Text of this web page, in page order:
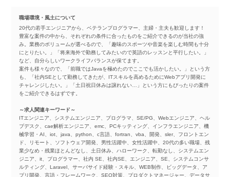
職場環境・風土について
20代の若手エンジニアから、ベテランプログラマー、主婦・主夫も歓迎します！
豊富な案件の中から、それぞれの条件に合ったものをご紹介できるのが当社の強
み。業務のボリュームが選べるので、「趣味のスポーツや音楽を楽しむ時間も十分
にとりたい。」「将来海外で勤務してみたいので英語のレッスンと平行したい。」
など、自分らしいワークライフバランスが保てます。
案件も様々なので、「前職ではJavaを極めたのでここでも活かしたい。」という方
も、「社内SEとして勤務してきたが、ITスキルを高めるためにWebアプリ開発に
チャレンジしたい。」「土日祝日休みは譲れない…」という方にもぴったりの案件
をご紹介できるはずです。
～求人関連キーワード～
ITエンジニア、システムエンジニア、プログラマ、SE/PG、Webエンジニア、ヘル
プデスク、cae解析エンジニア、emc、PCキッティング、インフラエンジニア、機
械学習・AI、iot、java、python、c言語、fortran、vba、開発、sler、フロントエン
ド、リモート、ソフトウェア開発、男性活躍中、女性活躍中、20代の多い職場、残
業少なめ・残業ほとんどなし、土日休み、ハローワーク、転勤なし、システムエン
ジニア、it、プログラマー、社内 SE、社内SE、エンジニア、SE、システムコンサ
ルティング、Laravel、サーバサイド経験・スキル、WEB制作、ビッグデータ、ア
プリ開発、言語・フレームワーク、SEO対策、プロダクトマネージャー、データサ